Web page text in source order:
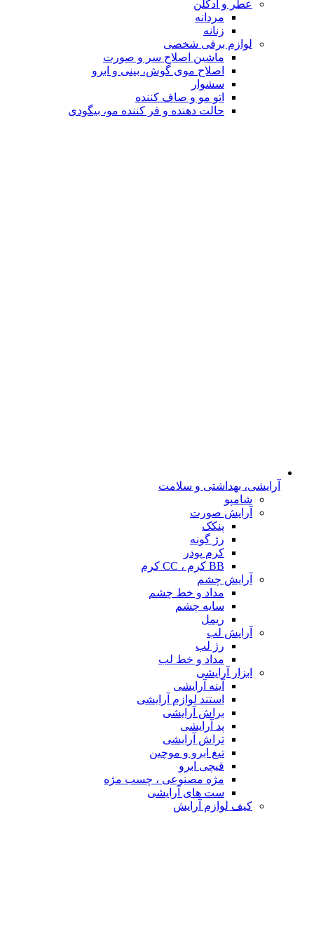
عطر و ادکلن
مردانه
زنانه
لوازم برقی شخصی
ماشین اصلاح سر و صورت
اصلاح موی گوش، بینی و ابرو
سشوار
اتو مو و صاف کننده
حالت دهنده و فر کننده مو، بیگودی
آرایشی، بهداشتی و سلامت
شامپو
آرایش صورت
پنکک
رژ گونه
کرم پودر
BB کرم ، CC کرم
آرایش چشم
مداد و خط چشم
سایه چشم
ریمل
آرایش لب
رژ لب
مداد و خط لب
ابزار آرایشی
آینه آرایشی
استند لوازم آرایشی
براش آرایشی
پد آرایشی
تراش آرایشی
تیغ ابرو و موچین
قیچی ابرو
مژه مصنوعی ، چسب مژه
ست های آرایشی
کیف لوازم آرایش